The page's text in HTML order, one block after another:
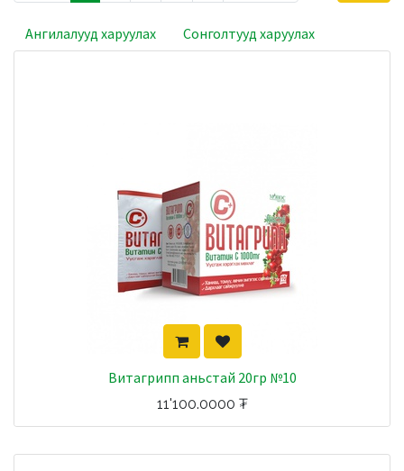
Ангилалууд харуулах Сонголтууд харуулах
Витагрипп аньстай 20гр №10
11'100.0000 ₮